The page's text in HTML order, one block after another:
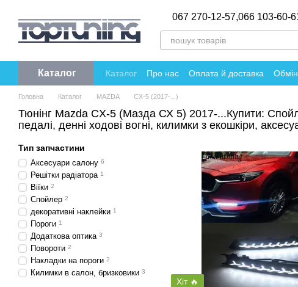
067 270-12-57,066 103-60-
Каталог Каталог Про нас Оплата й доставка
Політика конфіденційності
Відгуки про
Головна Каталог MAZDA CX-5 (2017-...)
Тюнінг Mazda CX-5 (Мазда СХ 5) 2017-...Купити:
педалі, денні ходові вогні, килимки з екошкіри,
Хіт 🔥
Тип запчастини
Аксесуари салону 6
Решітки радіатора 1
Віїки 2
Спойлер 2
декоративні наклейки 1
Пороги 1
Додаткова оптика 3
Повороти 2
Накладки на пороги 2
Килимки в салон, бризковики 3